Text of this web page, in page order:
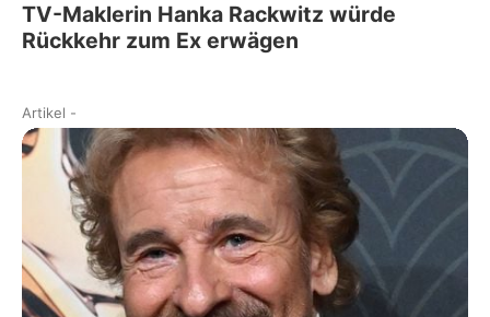
TV-Maklerin Hanka Rackwitz würde
Rückkehr zum Ex erwägen
Artikel -